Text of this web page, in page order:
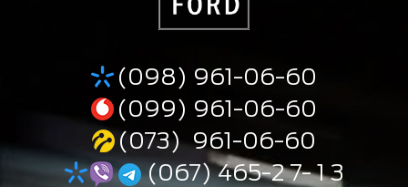
(098) 961-06-60
(099) 961-06-60
(073) 961-06-60
(067) 465-2 7- 1 3